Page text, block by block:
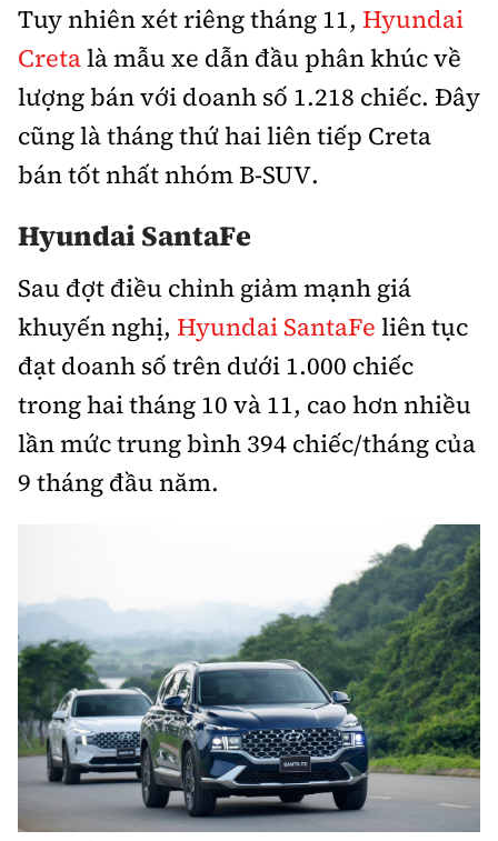
Tuy nhiên xét riêng tháng 11, Hyundai
Cretalà mẫu xe dẫn đầu phân khúc về
lượng bán với doanh số 1.218 chiếc. Đây
cũng là tháng thứ hai liên tiếp Creta
bán tốt nhất nhóm B-SUV.
Hyundai SantaFe
Sau đợt điều chỉnh giảm mạnh giá
khuyến nghị, Hyundai SantaFe liên tục
đạt doanh số trên dưới 1.000 chiếc
trong hai tháng 10 và 11, cao hơn nhiều
lần mức trung bình 394 chiếc/tháng của
9 tháng đầu năm.